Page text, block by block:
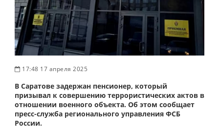
17:48 17 апреля 2025
В Саратове задержан пенсионер, который
призывал к совершению террористических актов в
отношении военного объекта. Об этом сообщает
пресс-служба регионального управления ФСБ
России.